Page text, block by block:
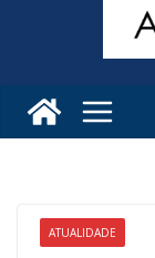
ATUALIDADE